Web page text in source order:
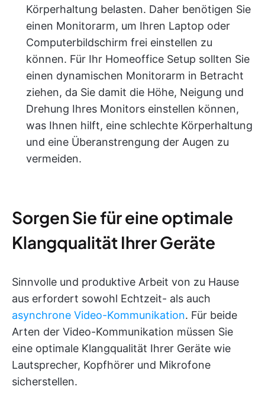
Körperhaltung belasten. Daher benötigen Sie
einen Monitorarm, um Ihren Laptop oder
Computerbildschirm frei einstellen zu
können. Für Ihr Homeoffice Setup sollten Sie
einen dynamischen Monitorarm in Betracht
ziehen, da Sie damit die Höhe, Neigung und
Drehung Ihres Monitors einstellen können,
was Ihnen hilft, eine schlechte Körperhaltung
und eine Überanstrengung der Augen zu
vermeiden.
Sorgen Sie für eine optimale
Klangqualität Ihrer Geräte
Sinnvolle und produktive Arbeit von zu Hause
aus erfordert sowohl Echtzeit- als auch
asynchrone Video-Kommunikation. Für beide
Arten der Video-Kommunikation müssen Sie
eine optimale Klangqualität Ihrer Geräte wie
Lautsprecher, Kopfhörer und Mikrofone
sicherstellen.